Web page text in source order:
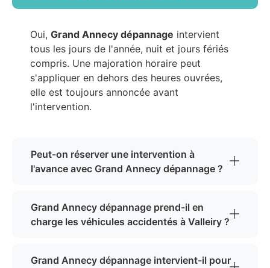
Oui, Grand Annecy dépannage intervient
tous les jours de l'année, nuit et jours fériés
compris. Une majoration horaire peut
s'appliquer en dehors des heures ouvrées,
elle est toujours annoncée avant
l'intervention.
Peut-on réserver une intervention à
l'avance avec Grand Annecy dépannage ?
Grand Annecy dépannage prend-il en
charge les véhicules accidentés à Valleiry ?
Grand Annecy dépannage intervient-il pour